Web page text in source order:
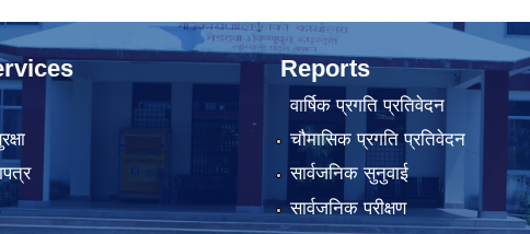
Reports
वार्षिक प्रगति प्रतिवेदन
चौमासिक प्रगति प्रतिवेदन
सार्वजनिक सुनुवाई
सार्वजनिक परीक्षण